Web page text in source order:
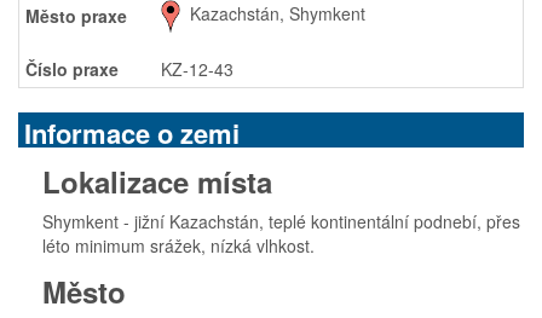
Město praxe
Kazachstán, Shymkent
Číslo praxe KZ-12-43
Informace o zemi
Lokalizace místa
Shymkent - jižní Kazachstán, teplé kontinentální podnebí, přes
léto minimum srážek, nízká vlhkost.
Město